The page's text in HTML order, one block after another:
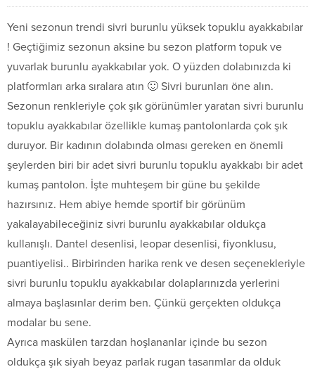
Yeni sezonun trendi sivri burunlu yüksek topuklu ayakkabılar
! Geçtiğimiz sezonun aksine bu sezon platform topuk ve
yuvarlak burunlu ayakkabılar yok. O yüzden dolabınızda ki
platformları arka sıralara atın 🙂 Sivri burunları öne alın.
Sezonun renkleriyle çok şık görünümler yaratan sivri burunlu
topuklu ayakkabılar özellikle kumaş pantolonlarda çok şık
duruyor. Bir kadının dolabında olması gereken en önemli
şeylerden biri bir adet sivri burunlu topuklu ayakkabı bir adet
kumaş pantolon. İşte muhteşem bir güne bu şekilde
hazırsınız. Hem abiye hemde sportif bir görünüm
yakalayabileceğiniz sivri burunlu ayakkabılar oldukça
kullanışlı. Dantel desenlisi, leopar desenlisi, fiyonklusu,
puantiyelisi.. Birbirinden harika renk ve desen seçenekleriyle
sivri burunlu topuklu ayakkabılar dolaplarınızda yerlerini
almaya başlasınlar derim ben. Çünkü gerçekten oldukça
modalar bu sene.
Ayrıca maskülen tarzdan hoşlananlar içinde bu sezon
oldukça şık siyah beyaz parlak rugan tasarımlar da olduk